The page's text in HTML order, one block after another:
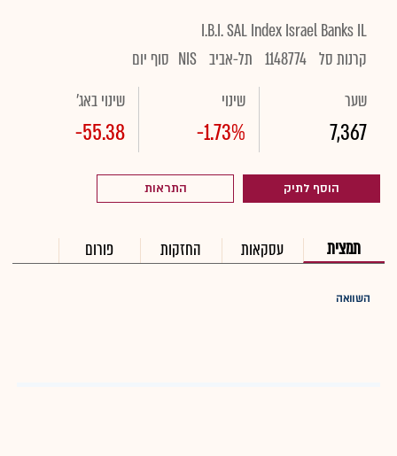
I.B.I. SAL Index Israel Banks IL
קרנות סל 1148774 תל-אביב NIS סוף יום
שער
7,367
שינוי
-1.73%
שינוי באג'
-55.38
הוסף לתיק התראות
תמצית עסקאות החזקות פורום
השוואה